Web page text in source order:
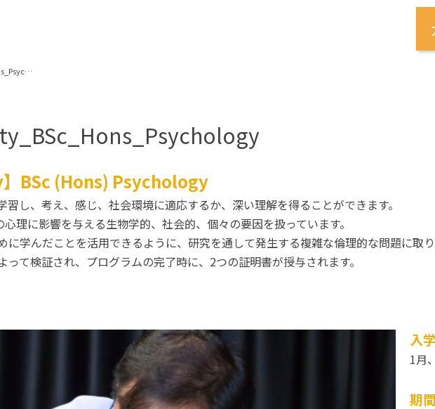
BSc (Hons) Psychology
し、考え、感じ、社会環境に適応するか、深い理解を得ることができます。
理に影響を与える生物学的、社会的、個々の要因を扱っています。
学んだことを活用できるように、研究を通して発生する複雑な倫理的な問題に取り
て検証され、プログラムの完了時に、2つの証明書が授与されます。
入
1月
期間